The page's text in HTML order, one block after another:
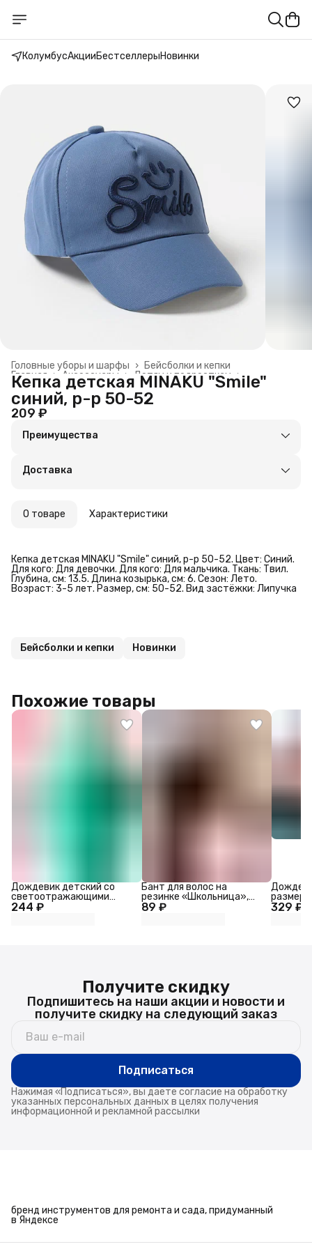
КолумбусАкцииБестселлерыНовинки
Бейсболки и кепки
Головные уборы и шарфы ›
Детям и подросткам ›
Аксессуары ›
Главная ›
Кепка детская MINAKU "Smile"
синий, р-р 50-52
209 ₽
Преимущества
Удобный возврат
Доставка
О товаре Характеристики
Кепка детская MINAKU "Smile" синий, р-р 50-52. Цвет: Синий.
Для кого: Для девочки. Для кого: Для мальчика. Ткань: Твил.
Глубина, см: 13.5. Длина козырька, см: 6. Сезон: Лето.
Возраст: 3-5 лет. Размер, см: 50-52. Вид застёжки: Липучка
Бейсболки и кепки Новинки
Похожие товары
244 ₽
Дождевик детский со
светоотражающими
элементами, зелёный,
89 ₽
Бант для волос на
резинке «Школьница»,
ромашка классик, 11 см,
329 ₽
размер
Получите скидку
Подпишитесь на наши акции и новости и
получите скидку на следующий заказ
Подписаться
Нажимая «Подписаться», вы даете согласие на обработку
указанных персональных данных в целях получения
информационной и рекламной рассылки
бренд инструментов для ремонта и сада, придуманный
в Яндексе